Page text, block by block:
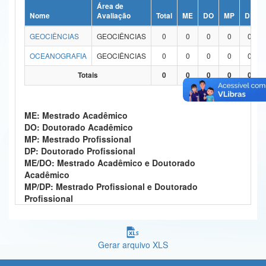
Ministério da Ciência, Tecnologia, Inovações e Comunicações
Ministério do Meio Ambiente
Ministério do Desenvolvimento Regional
Ministério da Mulher, da Família e dos Direitos Humanos
Secretaria-Geral
Secretaria de Governo
Gabinete de Segurança Institucional
Nome
Área de
Avaliação
Total ME DO MP DP
GEOCIÊNCIAS
GEOCIÊNCIAS 0 0 0 0
0
OCEANOGRAFIA
GEOCIÊNCIAS 0 0 0 0
0
Totais
0 0 0 0 0
ME: Mestrado Acadêmico
DO: Doutorado Acadêmico
MP: Mestrado Profissional
DP: Doutorado Profissional
ME/DO: Mestrado Acadêmico e Doutorado
Acadêmico
MP/DP: Mestrado Profissional e Doutorado
Profissional
Gerar arquivo XLS